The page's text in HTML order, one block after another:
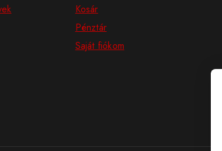
Kosár
Pénztár
Saját fiókom